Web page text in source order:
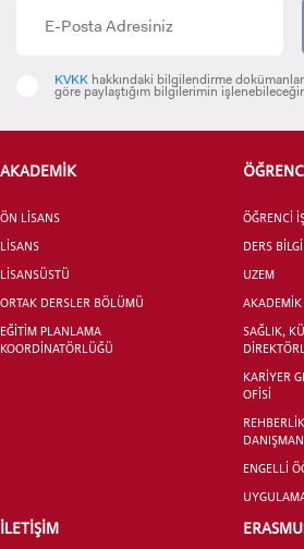
ADAY
LİSANSÜSTÜ EĞİTİM ENSTİTÜSÜ
KVKK hakkındaki bilgilendirme
göre paylaştığım bilgilerimin
AKADEMİK
ÖN LİSANS
LİSANS
LİSANSÜSTÜ
ORTAK DERSLER BÖLÜMÜ
EĞİTİM PLANLAMA
KOORDİNATÖRLÜĞÜ
ÖĞRENCİ
DERS
UZEM
SAĞLIK,
KARİYER
OFİSİ
ENGELLİ
İLETİŞİM